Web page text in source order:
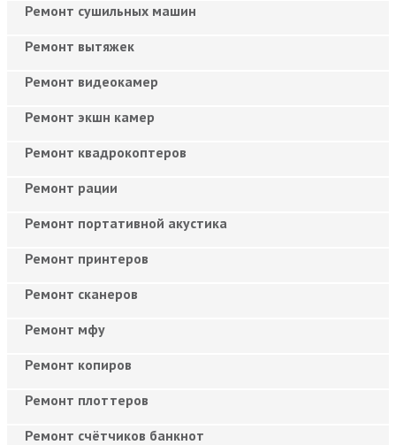
Ремонт сушильных машин
Ремонт вытяжек
Ремонт видеокамер
Ремонт экшн камер
Ремонт квадрокоптеров
Ремонт рации
Ремонт портативной акустика
Ремонт принтеров
Ремонт сканеров
Ремонт мфу
Ремонт копиров
Ремонт плоттеров
Ремонт счётчиков банкнот